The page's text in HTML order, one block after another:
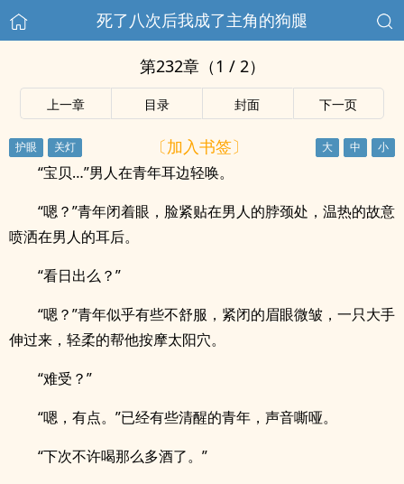
死了八次后我成了主角的狗腿
第232章（1 / 2）
上一章 目录 封面 下一页
〔加入书签〕
“宝贝…”男人在青年耳边轻唤。
“嗯？”青年闭着眼，脸紧贴在男人的脖颈处，温热的故意
喷洒在男人的耳后。
“看日出么？”
“嗯？”青年似乎有些不舒服，紧闭的眉眼微皱，一只大手
伸过来，轻柔的帮他按摩太阳穴。
“难受？”
“嗯，有点。”已经有些清醒的青年，声音嘶哑。
“下次不许喝那么多酒了。”